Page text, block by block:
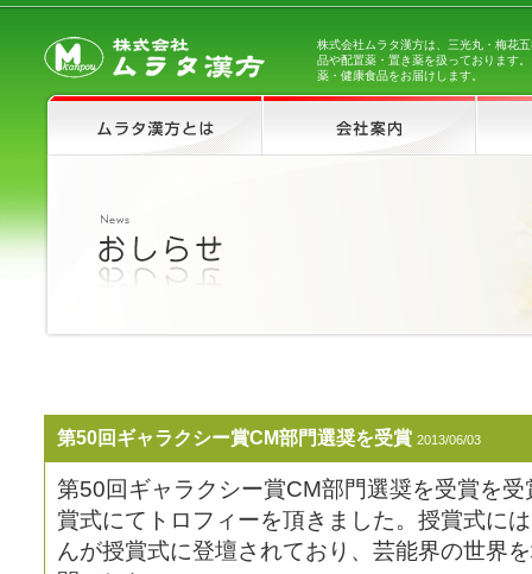
株式会社ムラタ漢方は、三光丸・梅花
品や配置薬・置き薬を扱っております
薬・健康食品をお届けします。
第50回ギャラクシー賞CM部門選奨を受賞 2013/06/03
第50回ギャラクシー賞CM部門選奨を受賞を
賞式にてトロフィーを頂きました。授賞式に
んが授賞式に登壇されており、芸能界の世界